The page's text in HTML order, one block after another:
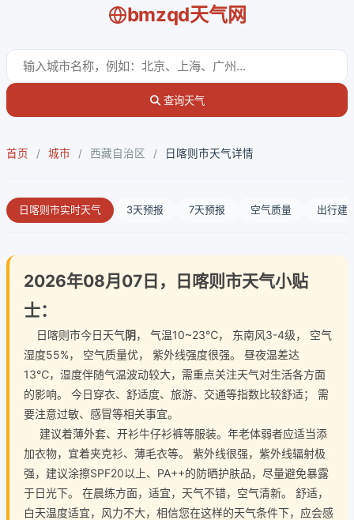
bmzqd天气网
查询天气
首页 / 城市 / 西藏自治区 / 日喀则市天气详情
日喀则市实时天气 3天预报 7天预报 空气质量 出行建
2026年08月07日，日喀则市天气小贴
士：
日喀则市今日天气阴， 气温10~23℃， 东南风3-4级， 空气
湿度55%， 空气质量优， 紫外线强度很强。 昼夜温差达
13℃，湿度伴随气温波动较大，需重点关注天气对生活各方面
的影响。 今日穿衣、舒适度、旅游、交通等指数比较舒适； 需
要注意过敏、感冒等相关事宜。
建议着薄外套、开衫牛仔衫裤等服装。年老体弱者应适当添
加衣物，宜着夹克衫、薄毛衣等。 紫外线很强，紫外线辐射极
强，建议涂擦SPF20以上、PA++的防晒护肤品，尽量避免暴露
于日光下。 在晨练方面，适宜，天气不错，空气清新。 舒适，
白天温度适宜，风力不大，相信您在这样的天气条件下，应会感